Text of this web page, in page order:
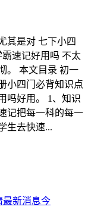
其是对 七下小四
速记好用吗 不太
。 本文目录 初一
小四门必背知识点
吗好用。 1、知识
记把每一科的每一
生去快速...